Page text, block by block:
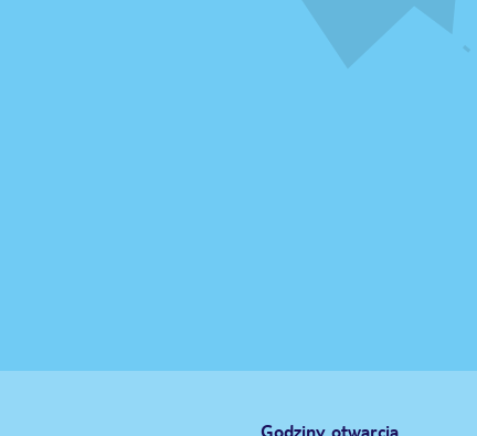
Godziny otwarcia